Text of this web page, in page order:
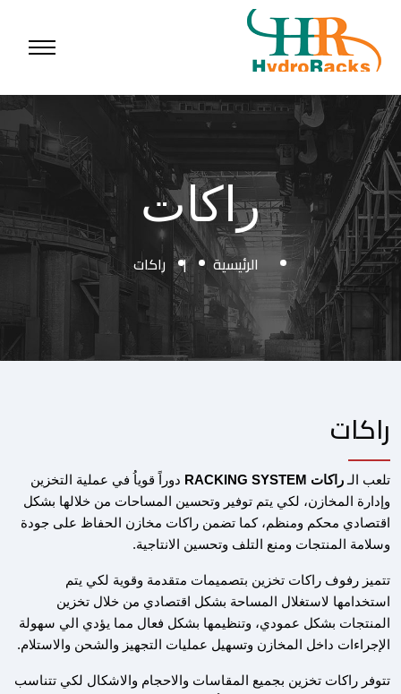
راكات
الرئيسية | راكات
راكات
تلعب الـ راكات RACKING SYSTEM دوراً قوياُ في عملية التخزين
وإدارة المخازن، لكي يتم توفير وتحسين المساحات من خلالها بشكل
اقتصادي محكم ومنظم، كما تضمن راكات مخازن الحفاظ على جودة
وسلامة المنتجات ومنع التلف وتحسين الانتاجية.
تتميز رفوف راكات تخزين بتصميمات متقدمة وقوية لكي يتم
استخدامها لاستغلال المساحة بشكل اقتصادي من خلال تخزين
المنتجات بشكل عمودي، وتنظيمها بشكل فعال مما يؤدي الي سهولة
الإجراءات داخل المخازن وتسهيل عمليات التجهيز والشحن والاستلام.
تتوفر راكات تخزين بجميع المقاسات والاحجام والاشكال لكي تتناسب